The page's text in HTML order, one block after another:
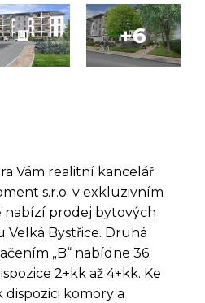
Vám realitní kancelář
s.r.o. v exkluzivním
prodej bytových
Bystřice. Druhá
„B“ nabídne 36
2+kk až 4+kk. Ke
komory a